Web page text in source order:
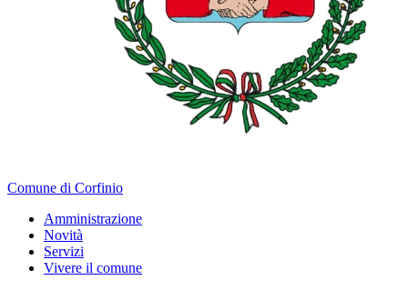
Comune di Corfinio
Amministrazione
Novità
Servizi
Vivere il comune